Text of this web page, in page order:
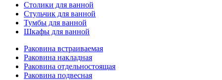
Столики для ванной
Стульчик для ванной
Тумбы для ванной
Шкафы для ванной
Раковина встраиваемая
Раковина накладная
Раковина отдельностоящая
Раковина подвесная